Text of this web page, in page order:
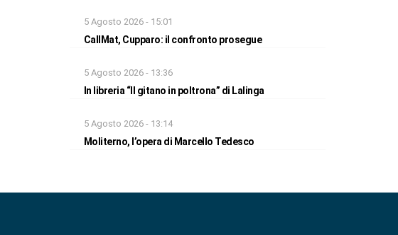
5 Agosto 2026 - 15:01
CallMat, Cupparo: il confronto prosegue
5 Agosto 2026 - 13:36
In libreria “Il gitano in poltrona” di Lalinga
5 Agosto 2026 - 13:14
Moliterno, l’opera di Marcello Tedesco